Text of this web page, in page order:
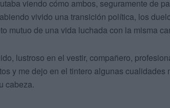
viendo cómo ambos, seguramente de
vivido una transición política, los
mutuo de una vida luchada con la misma
lustroso en el vestir, compañero,
y me dejo en el tintero algunas
cabeza.